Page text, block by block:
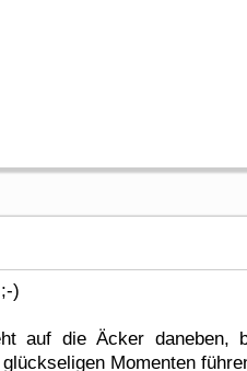
)
auf die Äcker daneben,
Momenten